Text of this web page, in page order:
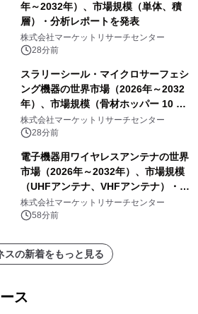
年～2032年）、市場規模（単体、積
層）・分析レポートを発表
株式会社マーケットリサーチセンター
28分前
スラリーシール・マイクロサーフェシ
ング機器の世界市場（2026年～2032
年）、市場規模（骨材ホッパー 10 m³
以下、骨材ホッパー 10 m³～12 m³、
骨材ホッパー 12 m³以上）・分析レポ
株式会社マーケットリサーチセンター
28分前
電子機器用ワイヤレスアンテナの世界
市場（2026年～2032年）、市場規模
（UHFアンテナ、VHFアンテナ）・分
析レポートを発表
株式会社マーケットリサーチセンター
58分前
スの新着をもっと見る
ス